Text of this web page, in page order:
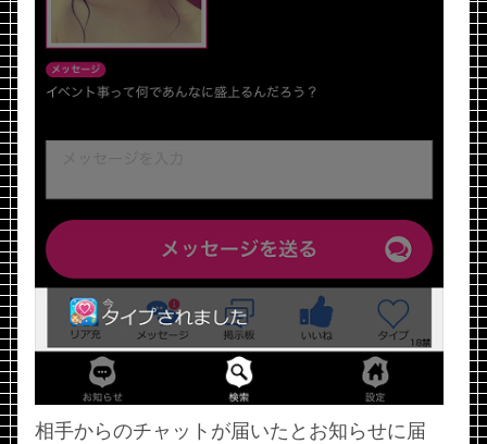
相手からのチャットが届いたとお知らせに届